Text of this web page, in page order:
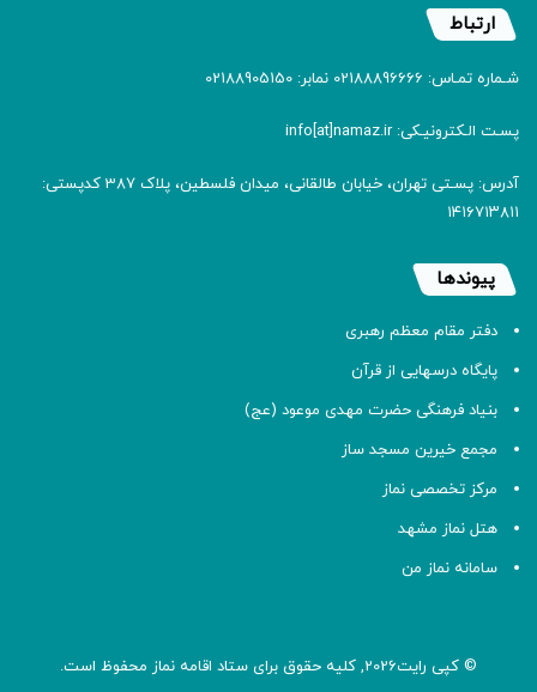
ارتباط
شـماره تمـاس: 02188896666 نمابر: 02188905150
پسـت الـکترونیـکی: info[at]namaz.ir
آدرس: پسـتی تهران، خیابان طالقانی، میدان فلسطین، پلاک 387 کدپستی:
۱۴۱۶۷۱۳۸۱۱
پیوندها
دفتر مقام معظم رهبری
پایگاه درسهایی از قرآن
بنیاد فرهنگی حضرت مهدی موعود (عج)
مجمع خیرین مسجد ساز
مرکز تخصصی نماز
هتل نماز مشهد
سامانه نماز من
© کپی رایت2026, کلیه حقوق برای ستاد اقامه نماز محفوظ است.